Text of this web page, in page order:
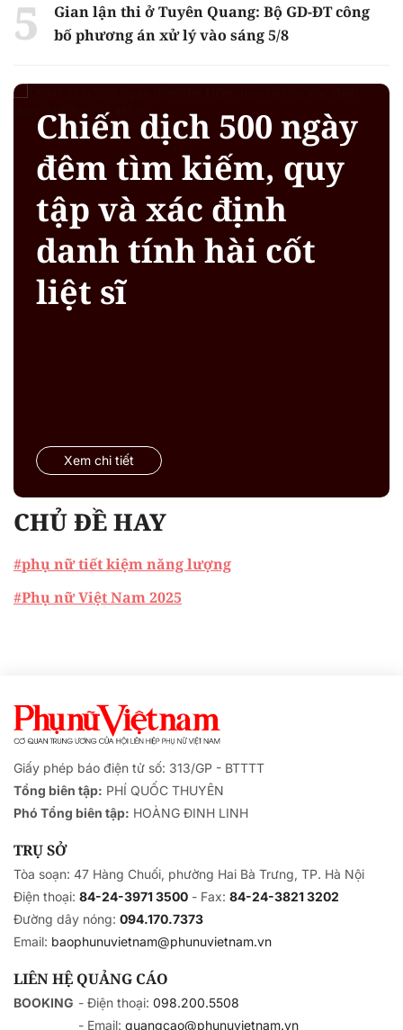
Gian lận thi ở Tuyên Quang: Bộ GD-ĐT công
bố phương án xử lý vào sáng 5/8
Chiến dịch 500 ngày
đêm tìm kiếm, quy
tập và xác định
danh tính hài cốt
liệt sĩ
Xem chi tiết
CHỦ ĐỀ HAY
#phụ nữ tiết kiệm năng lượng
#Phụ nữ Việt Nam 2025
Giấy phép báo điện tử số: 313/GP - BTTTT
Tổng biên tập: PHÍ QUỐC THUYÊN
Phó Tổng biên tập: HOÀNG ĐINH LINH
TRỤ SỞ
Tòa soạn: 47 Hàng Chuối, phường Hai Bà Trưng, TP. Hà Nội
Điện thoại: 84-24-3971 3500 - Fax: 84-24-3821 3202
Đường dây nóng: 094.170.7373
Email: baophunuvietnam@phunuvietnam.vn
LIÊN HỆ QUẢNG CÁO
BOOKING - Điện thoại: 098.200.5508
- Email: quangcao@phunuvietnam.vn